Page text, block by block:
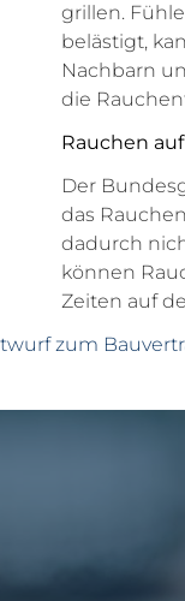
grillen.
belästigt,
Nachbarn
die
Rauchen
Der
das
dadurch
können
Zeiten auf